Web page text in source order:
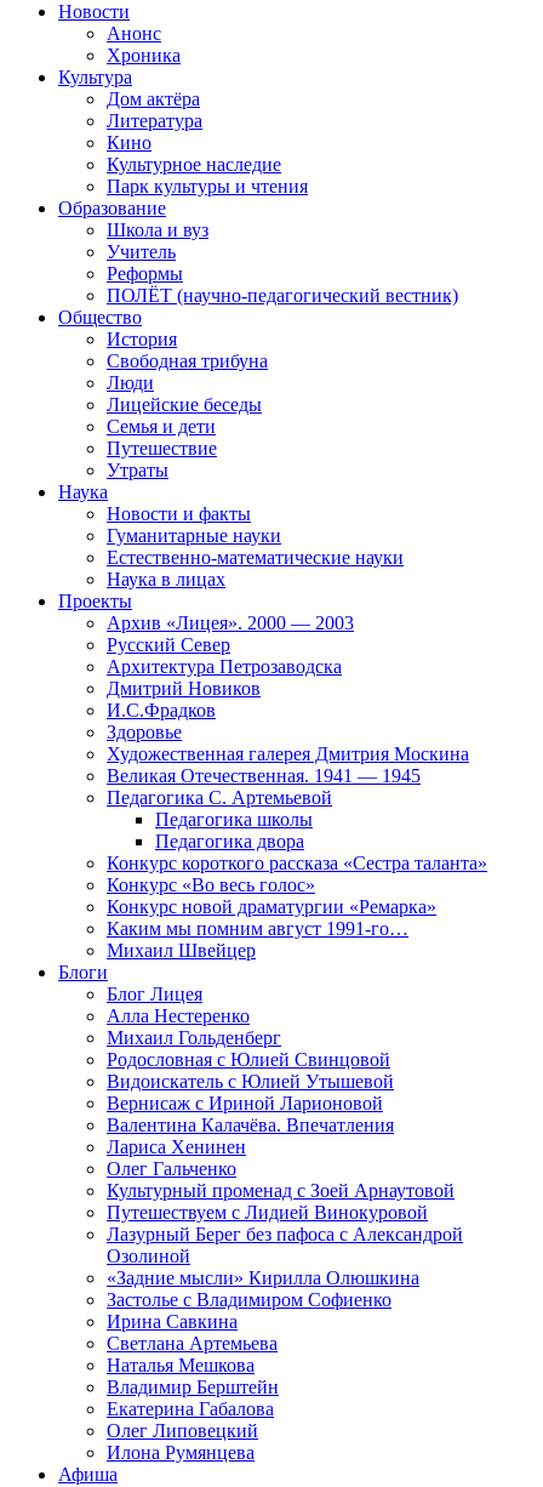
Новости
Анонс
Хроника
Культура
Дом актёра
Литература
Кино
Культурное наследие
Парк культуры и чтения
Образование
Школа и вуз
Учитель
Реформы
ПОЛЁТ (научно-педагогический вестник)
Общество
История
Свободная трибуна
Люди
Лицейские беседы
Семья и дети
Путешествие
Утраты
Наука
Новости и факты
Гуманитарные науки
Естественно-математические науки
Наука в лицах
Проекты
Архив «Лицея». 2000 — 2003
Русский Север
Архитектура Петрозаводска
Дмитрий Новиков
И.С.Фрадков
Здоровье
Художественная галерея Дмитрия Москина
Великая Отечественная. 1941 — 1945
Педагогика С. Артемьевой
Педагогика школы
Педагогика двора
Конкурс короткого рассказа «Сестра таланта»
Конкурс «Во весь голос»
Конкурс новой драматургии «Ремарка»
Каким мы помним август 1991-го…
Михаил Швейцер
Блоги
Блог Лицея
Алла Нестеренко
Михаил Гольденберг
Родословная с Юлией Свинцовой
Видоискатель с Юлией Утышевой
Вернисаж с Ириной Ларионовой
Валентина Калачёва. Впечатления
Лариса Хенинен
Олег Гальченко
Культурный променад с Зоей Арнаутовой
Путешествуем с Лидией Винокуровой
Лазурный Берег без пафоса с Александрой
Озолиной
«Задние мысли» Кирилла Олюшкина
Застолье с Владимиром Софиенко
Ирина Савкина
Светлана Артемьева
Наталья Мешкова
Владимир Берштейн
Екатерина Габалова
Олег Липовецкий
Илона Румянцева
Афиша